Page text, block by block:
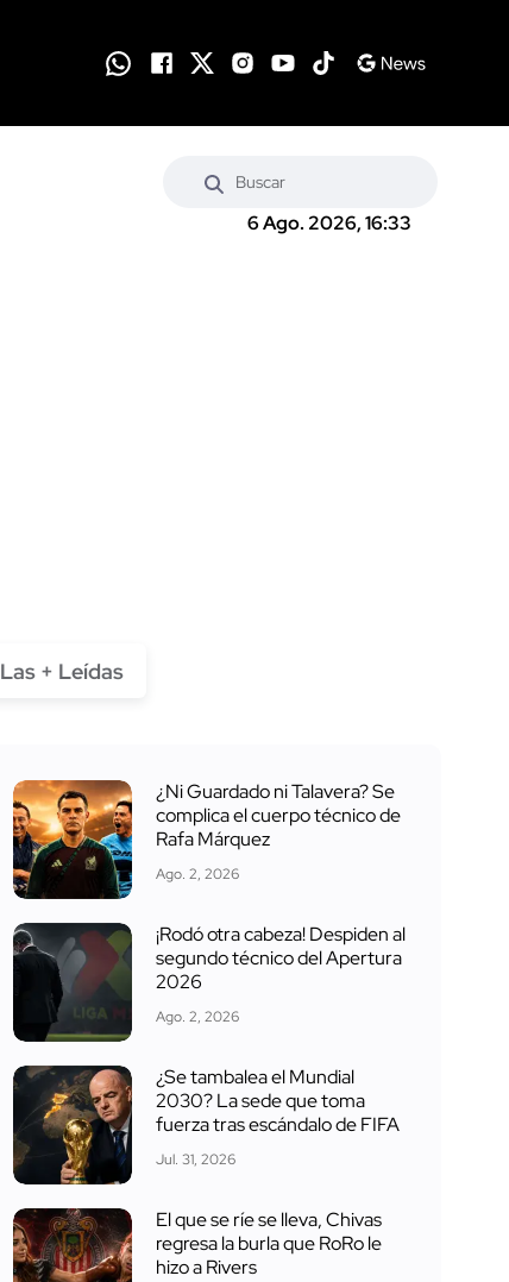
6 Ago. 2026, 16:33
Las + Leídas
¿Ni Guardado ni Talavera? Se
complica el cuerpo técnico de
Rafa Márquez
Ago. 2, 2026
¡Rodó otra cabeza! Despiden al
segundo técnico del Apertura
2026
Ago. 2, 2026
¿Se tambalea el Mundial
2030? La sede que toma
fuerza tras escándalo de FIFA
Jul. 31, 2026
El que se ríe se lleva, Chivas
regresa la burla que RoRo le
hizo a Rivers